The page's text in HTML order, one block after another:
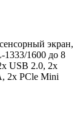
экран,
1600 до 8
USB 2.0, 2x
2x PCle Mini